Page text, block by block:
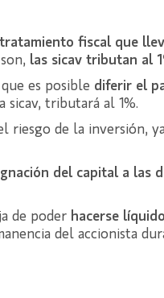
fiscal que
las sicav tributan al
es posible diferir el
sicav, tributará al 1%.
riesgo de la inversión,
del capital a las
de poder hacerse
del accionista